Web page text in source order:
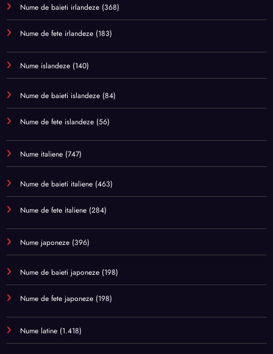
Nume de baieti irlandeze (368)
Nume de fete irlandeze (183)
Nume islandeze (140)
Nume de baieti islandeze (84)
Nume de fete islandeze (56)
Nume italiene (747)
Nume de baieti italiene (463)
Nume de fete italiene (284)
Nume japoneze (396)
Nume de baieti japoneze (198)
Nume de fete japoneze (198)
Nume latine (1.418)